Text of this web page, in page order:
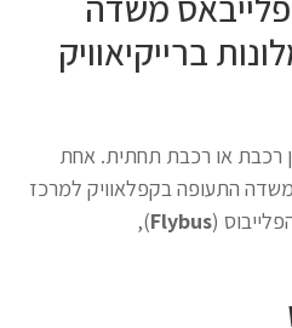
ברייקיאוויק
רכבת או רכבת תחתית. אחת
משדה התעופה בקפלאוויק למרכז
(
Flybus
),